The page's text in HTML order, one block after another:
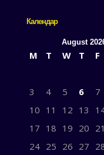
Календар
August
M T W T F
3
4 5 6 7
10 11 12 13
17 18 19 20 21
24 25 26 27